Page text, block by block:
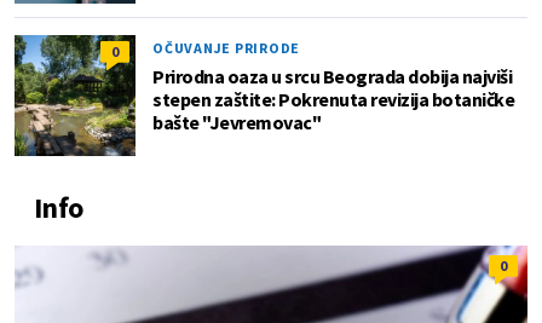
0 OČUVANJE PRIRODE
Prirodna oaza u srcu Beograda dobija najviši
stepen zaštite: Pokrenuta revizija botaničke
bašte "Jevremovac"
Info
0